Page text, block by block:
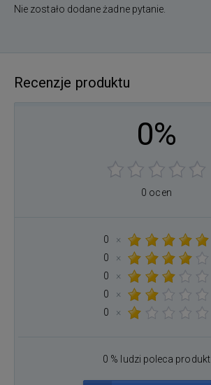
Nie zostało dodane żadne pytanie.
Recenzje produktu
0%
0 ocen
0
×
0
×
0
×
0
×
0
×
0 % ludzi poleca produkt